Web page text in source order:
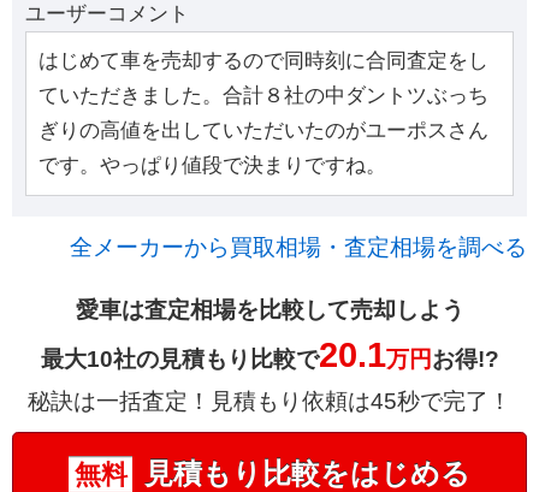
ユーザーコメント
はじめて車を売却するので同時刻に合同査定をし
ていただきました。合計８社の中ダントツぶっち
ぎりの高値を出していただいたのがユーポスさん
です。やっぱり値段で決まりですね。
全メーカーから買取相場・査定相場を調べる
愛車は査定相場を比較して売却しよう
最大10社の見積もり比較で20.1万円お得!?
秘訣は一括査定！見積もり依頼は45秒で完了！
無料 見積もり比較をはじめる